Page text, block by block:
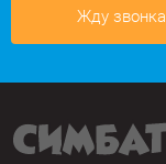
Жду звонка